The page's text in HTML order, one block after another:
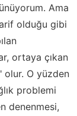
Ama
olduğu gibi
ortaya çıkan
olur. O yüzden
problemi
denenmesi,